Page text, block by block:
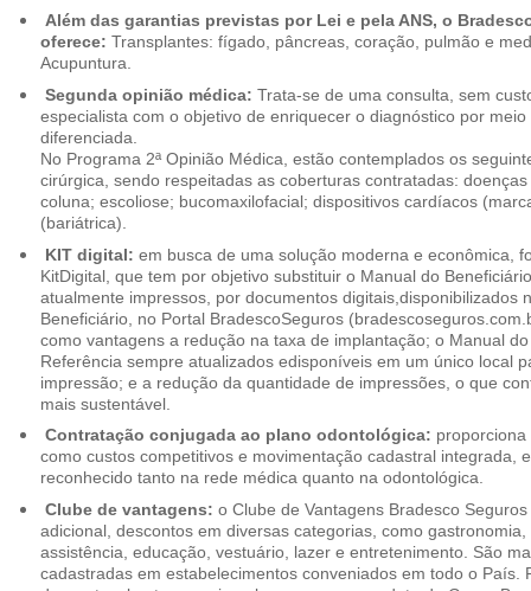
Além das garantias previstas por Lei e pela ANS, o
oferece: Transplantes: fígado, pâncreas, coração, pulmão e
Acupuntura.
Segunda opinião médica: Trata-se de uma consulta, sem
especialista com o objetivo de enriquecer o diagnóstico por
diferenciada.
No Programa 2ª Opinião Médica, estão contemplados os
cirúrgica, sendo respeitadas as coberturas contratadas:
coluna; escoliose; bucomaxilofacial; dispositivos cardíacos
(bariátrica).
KIT digital: em busca de uma solução moderna e econômica,
KitDigital, que tem por objetivo substituir o Manual do
atualmente impressos, por documentos digitais,disponibilizados
Beneficiário, no Portal BradescoSeguros
como vantagens a redução na taxa de implantação; o Manual
Referência sempre atualizados edisponíveis em um único local
impressão; e a redução da quantidade de impressões, o que
mais sustentável.
Contratação conjugada ao plano odontológica:
como custos competitivos e movimentação cadastral integrada,
reconhecido tanto na rede médica quanto na odontológica.
Clube de vantagens: o Clube de Vantagens Bradesco
adicional, descontos em diversas categorias, como
assistência, educação, vestuário, lazer e entretenimento. São
cadastradas em estabelecimentos conveniados em todo o País.